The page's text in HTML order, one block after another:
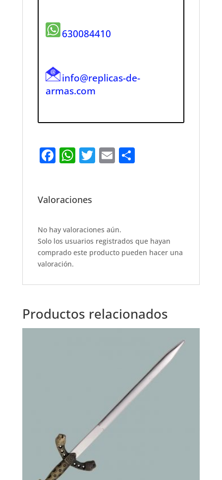
630084410
info@replicas-de-
armas.com
F
e
o
o
k
W
s
p
p
T E S
Valoraciones
No hay valoraciones aún.
Solo los usuarios registrados que hayan
comprado este producto pueden hacer una
valoración.
Productos relacionados